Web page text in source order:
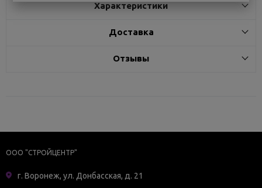
Характеристики
Доставка
Отзывы
ООО "СТРОЙЦЕНТР"
г. Воронеж, ул. Донбасская, д. 21